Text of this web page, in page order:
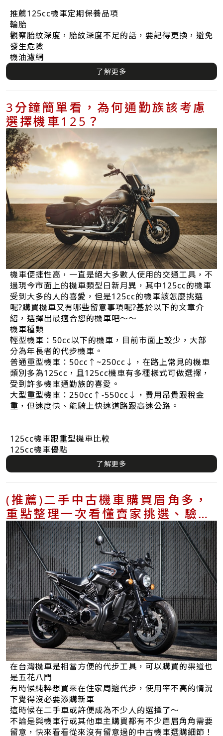
推薦125cc機車定期保養品項
輪胎
觀察胎紋深度，胎紋深度不足的話，要記得更換，避免
發生危險
機油濾網
了解更多
3分鐘簡單看，為何通勤族該考慮
選擇機車125？
機車便捷性高，一直是絕大多數人使用的交通工具，不
過現今市面上的機車類型日新月異，其中125cc的機車
受到大多的人的喜愛，但是125cc的機車該怎麼挑選
呢?購買機車又有哪些留意事項呢?基於以下的文章介
紹，選擇出最適合您的機車吧～～
機車種類
輕型機車：50cc以下的機車，目前市面上較少，大部
分為年長者的代步機車。
普通重型機車：50cc↑~250cc↓，在路上常見的機車
類別多為125cc，且125cc機車有多種樣式可做選擇，
受到許多機車通勤族的喜愛。
大型重型機車：250cc↑-550cc↓，費用昂貴跟稅金
重，但速度快、能騎上快速道路跟高速公路。
125cc機車跟重型機車比較
125cc機車優點
了解更多
(推薦)二手中古機車購買眉角多，
重點整理一次看懂賣家挑選、驗車
與過戶重點
在台灣機車是相當方便的代步工具，可以購買的渠道也
是五花八門
有時候純粹想買來在住家周邊代步，使用率不高的情況
下覺得沒必要添購新車
這時候在二手車或許便成為不少人的選擇了～
不論是與機車行或其他車主購買都有不少眉眉角角需要
留意，快來看看從來沒有留意過的中古機車選購細節！